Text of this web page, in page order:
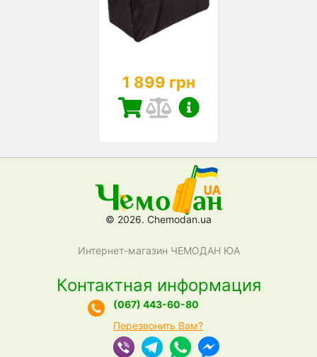
1 899 грн
© 2026. Chemodan.ua
Интернет-магазин ЧЕМОДАН ЮА
Контактная информация
(067) 443-60-80
Перезвонить Вам?